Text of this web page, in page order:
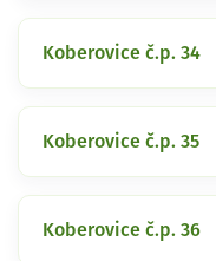
Koberovice č.p. 34
Koberovice č.p. 35
Koberovice č.p. 36